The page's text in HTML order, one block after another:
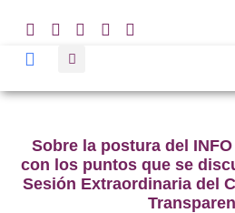
Sobre la postura del
con los puntos que se
Sesión Extraordinaria del